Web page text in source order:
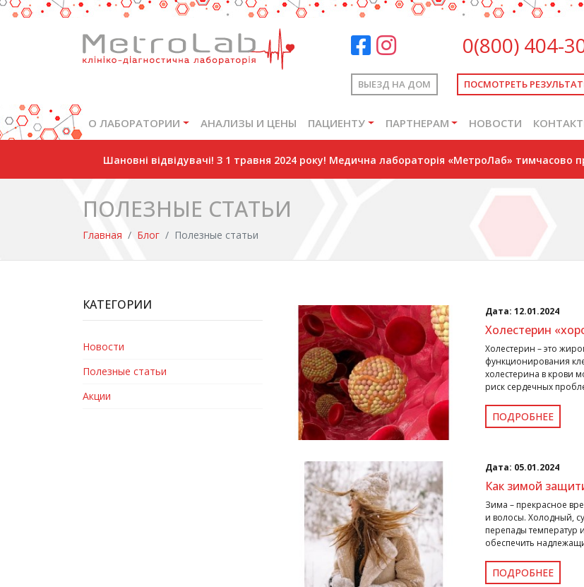
0(800) 404-
ВЫЕЗД НА ДОМ ПОСМОТРЕТЬ
О ЛАБОРАТОРИИ АНАЛИЗЫ И ЦЕНЫ ПАЦИЕНТУ ПАРТНЕРАМ НОВОСТИ
Шановні відвідувачі! З 1 травня 2024 року! Медична лабораторія «МетроЛаб» тимчасово
ПОЛЕЗНЫЕ СТАТЬИ
Главная Блог Полезные статьи
КАТЕГОРИИ
Новости
Полезные статьи
Акции
Дата: 12.01.2024
Холестерин
Холестерин – это
функционирования
холестерина в крови
риск сердечных
ПОДРОБНЕЕ
Дата: 05.01.2024
Как зимой
Зима – прекрасное
и волосы. Холодный,
перепады температур
обеспечить
ПОДРОБНЕЕ